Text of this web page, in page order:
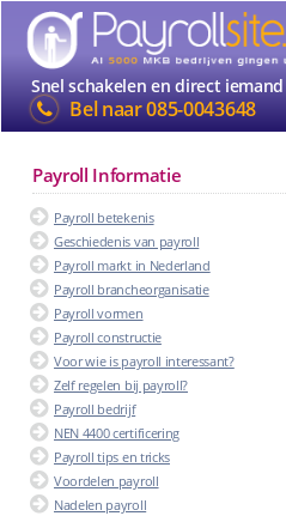
Snel schakelen en direct
Bel naar085-0043648
Payroll Informatie
Payroll betekenis
Geschiedenis van payroll
Payroll markt in Nederland
Payroll brancheorganisatie
Payroll vormen
Payroll constructie
Voor wie is payroll interessant?
Zelf regelen bij payroll?
Payroll bedrijf
NEN 4400 certificering
Payroll tips en tricks
Voordelen payroll
Nadelen payroll